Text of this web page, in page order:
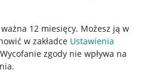
12 miesięcy. Możesz ją w
w zakładce Ustawienia
zgody nie wpływa na